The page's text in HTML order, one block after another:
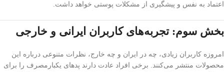
اعتماد به نفس و پیشگیری از مشکلات پوستی خواهد داشت.
بخش سوم: تجربه‌های کاربران ایرانی و خارجی
امروزه کاربران زیادی، چه در ایران و چه خارج، نظرات متنوعی درباره این
محصولات منتشر می‌کنند. برخی افراد عادت دارند پدهای یکبارمصرف را برای